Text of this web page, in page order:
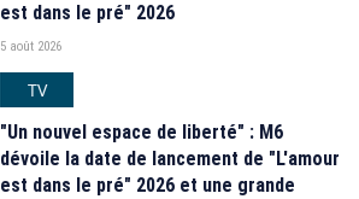
est dans le pré" 2026
5 août 2026
TV
"Un nouvel espace de liberté" : M6
dévoile la date de lancement de "L'amour
est dans le pré" 2026 et une grande